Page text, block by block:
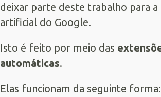
deixar parte deste trabalho para a
artificial do Google.
Isto é feito por meio das
automáticas.
Elas funcionam da seguinte